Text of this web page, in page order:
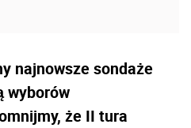
najnowsze sondaże
wyborów
że II tura